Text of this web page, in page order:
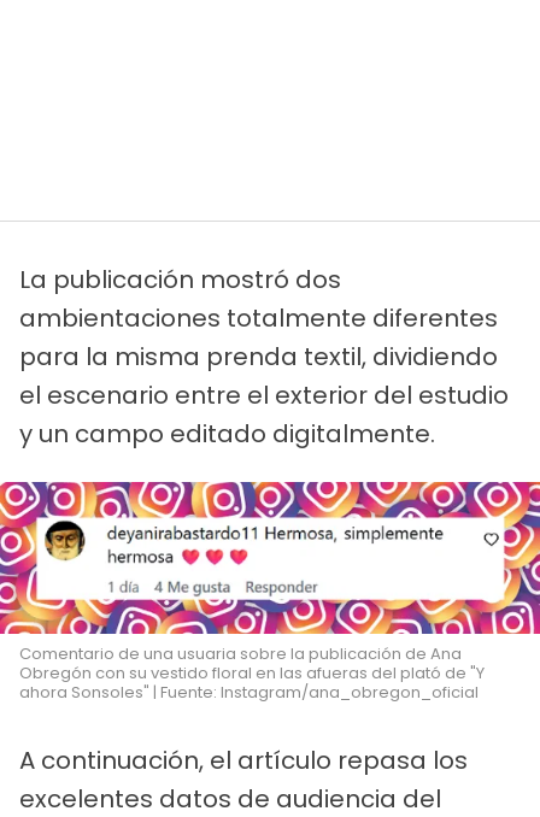
La publicación mostró dos
ambientaciones totalmente diferentes
para la misma prenda textil, dividiendo
el escenario entre el exterior del estudio
y un campo editado digitalmente.
Comentario de una usuaria sobre la publicación de Ana
Obregón con su vestido floral en las afueras del plató de "Y
ahora Sonsoles" | Fuente: Instagram/ana_obregon_oficial
A continuación, el artículo repasa los
excelentes datos de audiencia del